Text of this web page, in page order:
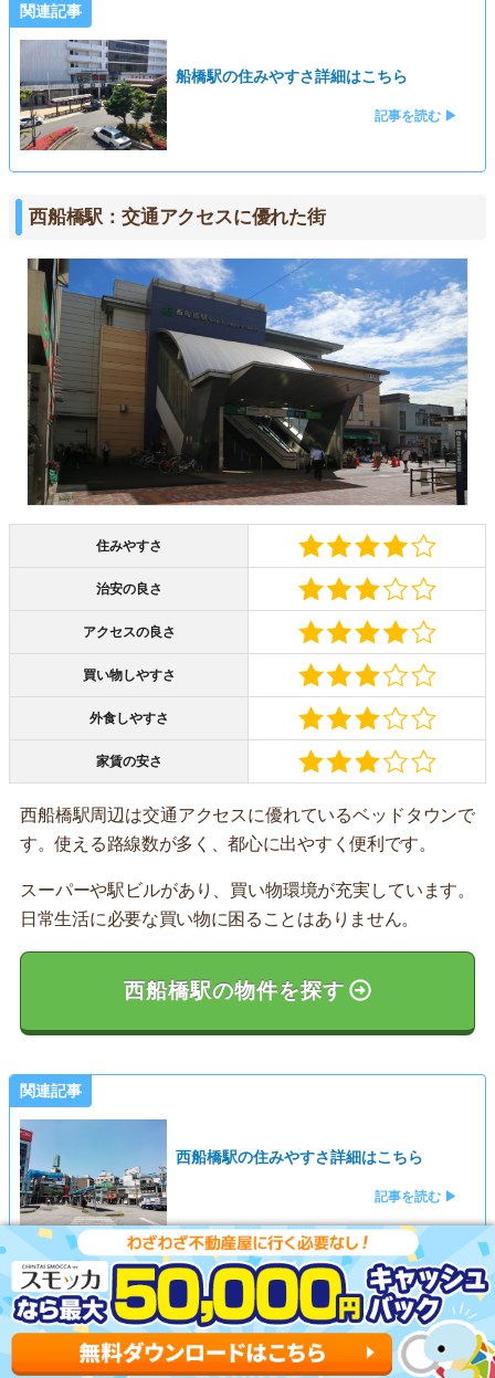
関連記事
船橋駅の住みやすさ詳細はこちら
記事を読む ▶
西船橋駅：交通アクセスに優れた街
住みやすさ
治安の良さ
アクセスの良さ
買い物しやすさ
外食しやすさ
家賃の安さ
西船橋駅周辺は交通アクセスに優れているベッドタウンで
す。使える路線数が多く、都心に出やすく便利です。
スーパーや駅ビルがあり、買い物環境が充実しています。
日常生活に必要な買い物に困ることはありません。
西船橋駅の物件を探す
関連記事
西船橋駅の住みやすさ詳細はこちら
記事を読む ▶
津田沼駅：再開発が進むベッドタウン